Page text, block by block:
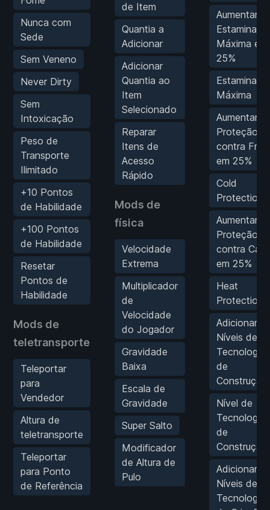
Nunca com
Sede
Sem Veneno
Never Dirty
Sem
Intoxicação
Peso de
Transporte
Ilimitado
+10 Pontos
de Habilidade
+100 Pontos
de Habilidade
Resetar
Pontos de
Habilidade
Mods de
teletransporte
Teleportar
para
Vendedor
Altura de
teletransporte
Teleportar
para Ponto
de Referência
de Item
Quantia a
Adicionar
Adicionar
Quantia ao
Item
Selecionado
Reparar
Itens de
Acesso
Rápido
Mods de
física
Velocidade
Extrema
Multiplicador
de
Velocidade
do Jogador
Gravidade
Baixa
Escala de
Gravidade
Super Salto
Modificador
de Altura de
Pulo
Aumentar
Estamina
Máxima em
25%
Estamina
Máxima
Aumentar
Proteção
contra Frio
em 25%
Cold
Protection
Aumentar
Proteção
contra
em 25%
Heat
Protection
Adicionar
Níveis de
Tecnologia
de
Construção
Nível de
Tecnologia
de
Construção
Adicionar
Níveis de
Tecnologia